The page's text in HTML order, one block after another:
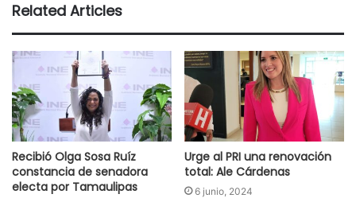
Related Articles
Recibió Olga Sosa Ruíz
constancia de senadora
electa por Tamaulipas
Urge al PRI una renovación
total: Ale Cárdenas
6 junio, 2024